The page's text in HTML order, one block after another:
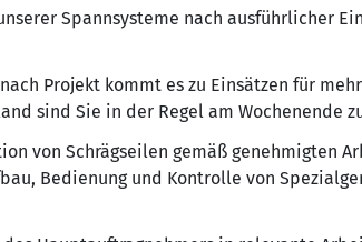
Spannsysteme nach ausführlicher
Projekt kommt es zu Einsätzen für
sind Sie in der Regel am Wochenende
von Schrägseilen gemäß genehmigten
Bedienung und Kontrolle von